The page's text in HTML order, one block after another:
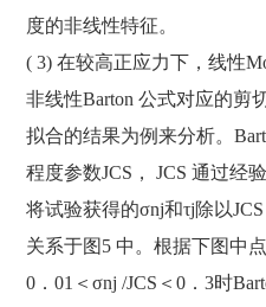
度的非线性特征。
( 3) 在较高正应力下，线性
非线性Barton 公式对应的剪
拟合的结果为例来分析。
程度参数JCS， JCS 通过经
将试验获得的σnj和τj除以
关系于图5 中。根据下图中
0．01＜σnj /JCS＜0．3时